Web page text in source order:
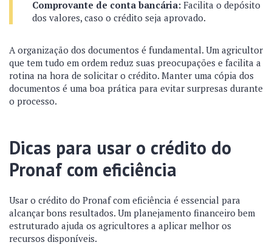
Comprovante de conta bancária: Facilita o depósito
dos valores, caso o crédito seja aprovado.
A organização dos documentos é fundamental. Um agricultor
que tem tudo em ordem reduz suas preocupações e facilita a
rotina na hora de solicitar o crédito. Manter uma cópia dos
documentos é uma boa prática para evitar surpresas durante
o processo.
Dicas para usar o crédito do
Pronaf com eficiência
Usar o crédito do Pronaf com eficiência é essencial para
alcançar bons resultados. Um planejamento financeiro bem
estruturado ajuda os agricultores a aplicar melhor os
recursos disponíveis.